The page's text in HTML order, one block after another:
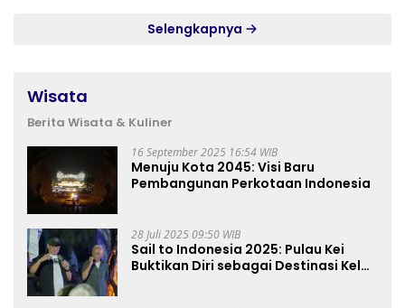
Selengkapnya
Wisata
Berita Wisata & Kuliner
16 September 2025 16:54 WIB
Menuju Kota 2045: Visi Baru
Pembangunan Perkotaan Indonesia
28 Juli 2025 09:50 WIB
Sail to Indonesia 2025: Pulau Kei
Buktikan Diri sebagai Destinasi Kelas